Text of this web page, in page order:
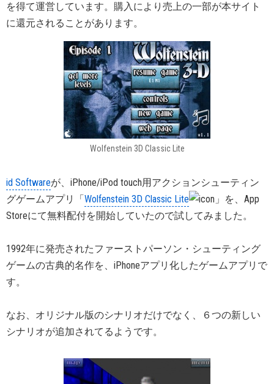
を得て運営しています。購入により売上の一部が本サイト
に還元されることがあります。
Wolfenstein 3D Classic Lite
id Softwareが、iPhone/iPod touch用アクションシューティン
グゲームアプリ「Wolfenstein 3D Classic Lite
」を、App
Storeにて無料配付を開始していたので試してみました。
1992年に発売されたファーストパーソン・シューティング
ゲームの古典的名作を、iPhoneアプリ化したゲームアプリで
す。
なお、オリジナル版のシナリオだけでなく、６つの新しい
シナリオが追加されてるようです。